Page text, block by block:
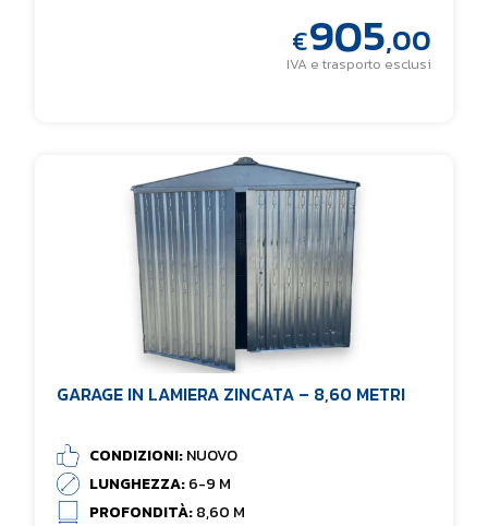
€905,00
IVA e trasporto esclusi
GARAGE IN LAMIERA ZINCATA – 8,60 METRI
CONDIZIONI:NUOVO
LUNGHEZZA:6-9 M
PROFONDITÀ:8,60 M